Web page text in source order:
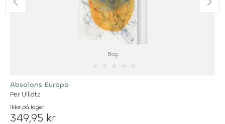
Bog
Absalons Europa
Per Ullidtz
Ikke på lager
349,95 kr